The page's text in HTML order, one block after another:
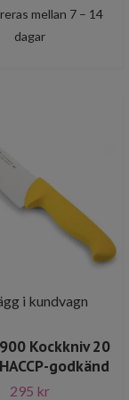
mellan 7 – 14
dagar
i kundvagn
Kockkniv 20
godkänd
295 kr